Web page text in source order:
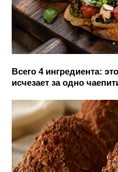
Всего 4 ингредиента:
исчезает за одно